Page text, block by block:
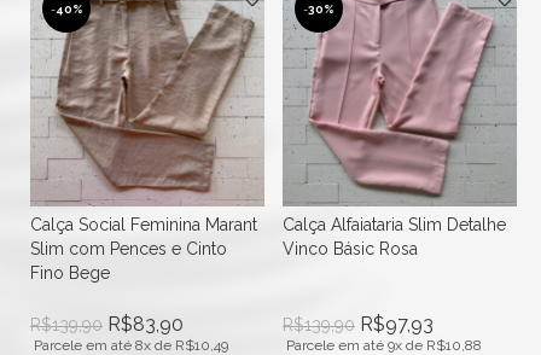
-40%
Calça Social Feminina Marant
Slim com Pences e Cinto
Fino Bege
R$139,90 R$83,90
Parcele em até 8x de R$10,49
-30%
Calça Alfaiataria Slim Detalhe
Vinco Básic Rosa
R$139,90 R$97,93
Parcele em até 9x de R$10,88